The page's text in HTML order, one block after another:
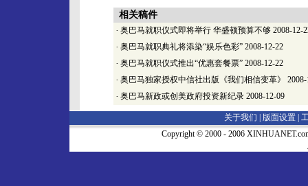
相关稿件
· 奥巴马就职仪式即将举行 华盛顿预算不够 2008-12-
· 奥巴马就职典礼将添染“娱乐色彩” 2008-12-22
· 奥巴马就职仪式推出“优惠套餐票” 2008-12-22
· 奥巴马独家授权中信社出版《我们相信变革》
· 奥巴马新政或创美政府投资新纪录 2008-12-09
关于我们 | 版面设置
Copyright © 2000 - 2006